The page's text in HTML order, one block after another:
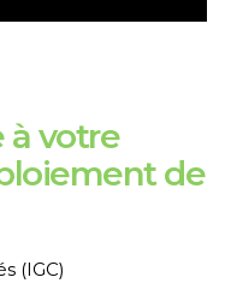
à votre
de
(IGC)